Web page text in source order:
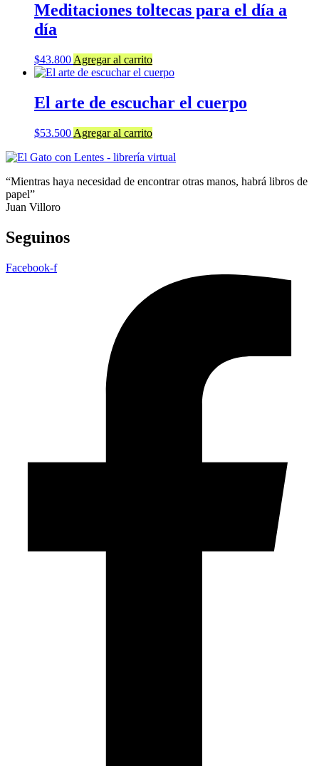
Meditaciones toltecas para el día a
día
$43.800 Agregar al carrito
El arte de escuchar el cuerpo
$53.500 Agregar al carrito
“Mientras haya necesidad de encontrar otras manos, habrá libros de
papel”
Juan Villoro
Seguinos
Facebook-f